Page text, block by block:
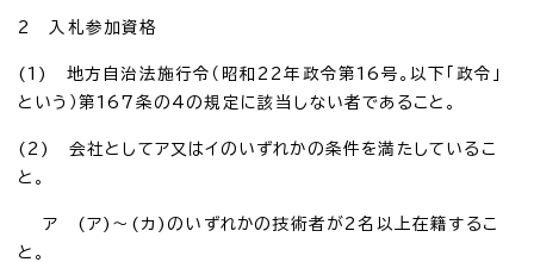
2 入札参加資格
(1) 地方自治法施行令（昭和22年政令第16号。以下「政令」
という）第167条の4の規定に該当しない者であること。
(2) 会社としてア又はイのいずれかの条件を満たしているこ
と。
ア (ア)～(カ)のいずれかの技術者が2名以上在籍するこ
と。